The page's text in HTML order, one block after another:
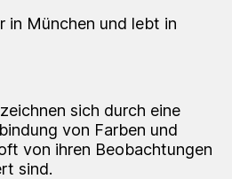
in München und lebt in
sich durch eine
von Farben und
von ihren Beobachtungen
sind.